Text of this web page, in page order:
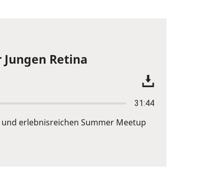
Retina
31:44
erlebnisreichen Summer Meetup